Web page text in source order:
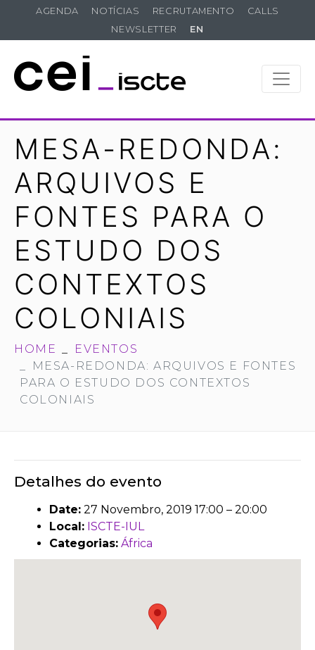
AGENDA NOTÍCIAS RECRUTAMENTO
CALLS
NEWSLETTER
EN
MESA-REDONDA:
ARQUIVOS E
FONTES PARA O
ESTUDO DOS
CONTEXTOS
COLONIAIS
HOME
EVENTOS
MESA-REDONDA: ARQUIVOS E FONTES
PARA O ESTUDO DOS CONTEXTOS
COLONIAIS
Detalhes do evento
Date: 27 Novembro, 2019 17:00 – 20:00
Local: ISCTE-IUL
Categorias: África